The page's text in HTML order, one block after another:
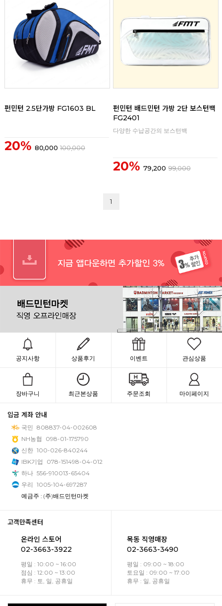
펀민턴 2.5단가방 FG1603 BL
20% 80,000 100,000
펀민턴 배드민턴 가방 2단 보스턴백
FG2401
다양한 수납공간의 보스턴백
20% 79,200 99,000
1
공지사항 상품후기 이벤트 관심상품
장바구니 최근본상품 주문조회 마이페이지
입금 계좌 안내
국민 808837-04-002608
NH농협
098-01-175790
신한 100-026-840244
IBK기업
078-151498-04-012
하나 556-910013-65404
우리 1005-104-697287
예금주 : (주)배드민턴마켓
고객만족센터
온라인 스토어
02-3663-3922
평일 : 10:00 ~ 16:00
점심 : 12:00 ~ 13:00
휴무 : 토, 일, 공휴일
목동 직영매장
02-3663-3490
평일 : 09:00 ~ 18:00
토요일 : 09:00 ~ 17:00
휴무 : 일, 공휴일